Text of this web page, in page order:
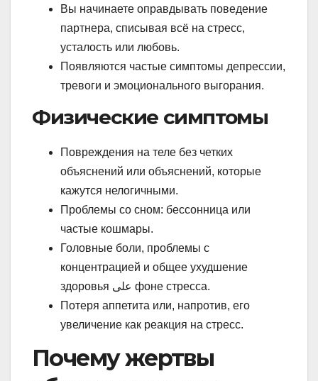
Вы начинаете оправдывать поведение
партнера, списывая всё на стресс,
усталость или любовь.
Появляются частые симптомы депрессии,
тревоги и эмоционального выгорания.
Физические симптомы
Повреждения на теле без четких
объяснений или объяснений, которые
кажутся нелогичными.
Проблемы со сном: бессонница или
частые кошмары.
Головные боли, проблемы с
концентрацией и общее ухудшение
здоровья على фоне стресса.
Потеря аппетита или, напротив, его
увеличение как реакция на стресс.
Почему жертвы